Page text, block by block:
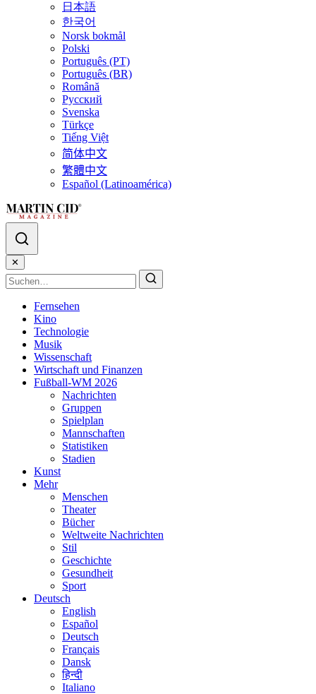
日本語
한국어
Norsk bokmål
Polski
Português (PT)
Português (BR)
Română
Русский
Svenska
Türkçe
Tiếng Việt
简体中文
繁體中文
Español (Latinoamérica)
✕
Fernsehen
Kino
Technologie
Musik
Wissenschaft
Wirtschaft und Finanzen
Fußball-WM 2026
Nachrichten
Gruppen
Spielplan
Mannschaften
Statistiken
Stadien
Kunst
Mehr
Menschen
Theater
Bücher
Weltweite Nachrichten
Stil
Geschichte
Gesundheit
Sport
Deutsch
English
Español
Deutsch
Français
Dansk
हिन्दी
Italiano